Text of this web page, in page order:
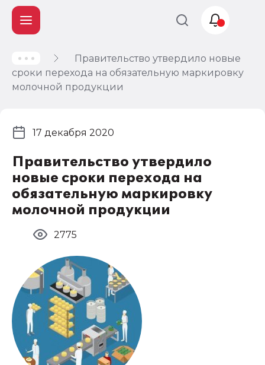
Правительство утвердило новые
сроки перехода на обязательную маркировку
молочной продукции
Правительство утвердило
новые сроки перехода на
обязательную маркировку
молочной продукции
17 декабря 2020
2775
Учет и
налогообложение